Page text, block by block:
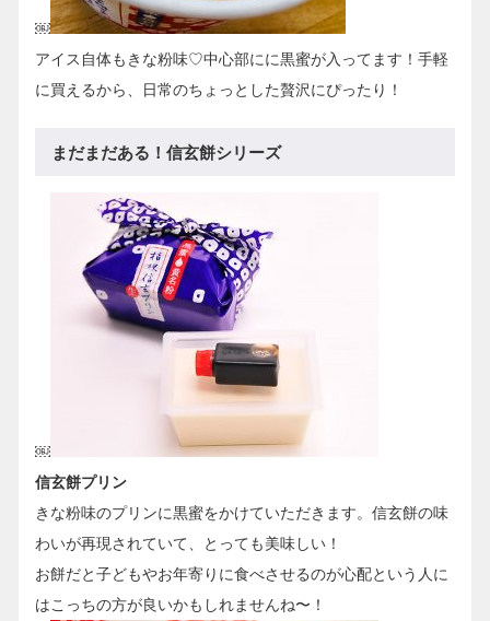
￼
アイス自体もきな粉味♡中心部にに黒蜜が入ってます！手軽
に買えるから、日常のちょっとした贅沢にぴったり！
まだまだある！信玄餅シリーズ
￼
信玄餅プリン
きな粉味のプリンに黒蜜をかけていただきます。信玄餅の味
わいが再現されていて、とっても美味しい！
お餅だと子どもやお年寄りに食べさせるのが心配という人に
はこっちの方が良いかもしれませんね〜！